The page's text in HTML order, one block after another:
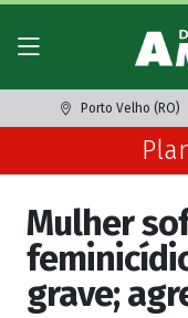
Porto Velho (RO)
Mulher
grave;